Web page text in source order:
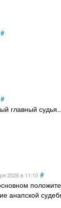
#
#
главный
2026в 11:10 #
анапской